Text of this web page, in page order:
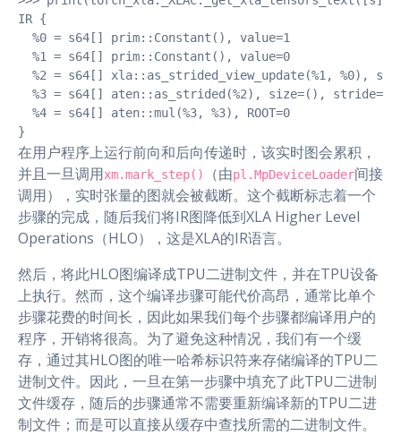
IR {
  %0 = s64[] prim::Constant(), value=1
  %1 = s64[] prim::Constant(), value=0
%2 = s64[] xla::as_strided_view_update(%1, %0),
%3 = s64[] aten::as_strided(%2), size=(),
  %4 = s64[] aten::mul(%3, %3), ROOT=0
}
在用户程序上运行前向和后向传递时，该实时图会累积，
并且一旦调用xm.mark_step() （由pl.MpDeviceLoader间接
调用），实时张量的图就会被截断。这个截断标志着一个
步骤的完成，随后我们将IR图降低到XLA Higher Level
Operations（HLO），这是XLA的IR语言。
然后，将此HLO图编译成TPU二进制文件，并在TPU设备
上执行。然而，这个编译步骤可能代价高昂，通常比单个
步骤花费的时间长，因此如果我们每个步骤都编译用户的
程序，开销将很高。为了避免这种情况，我们有一个缓
存，通过其HLO图的唯一哈希标识符来存储编译的TPU二
进制文件。因此，一旦在第一步骤中填充了此TPU二进制
文件缓存，随后的步骤通常不需要重新编译新的TPU二进
制文件；而是可以直接从缓存中查找所需的二进制文件。